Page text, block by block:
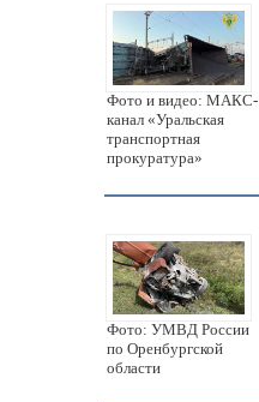
Фото и видео: МАКС-
канал «Уральская
транспортная
прокуратура»
Фото: УМВД России
по Оренбургской
области